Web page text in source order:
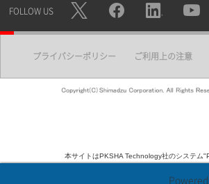
FOLLOW US
プライバシーポリシー ご利用上の注意
本サイトはPKSHA Technology社のシステム